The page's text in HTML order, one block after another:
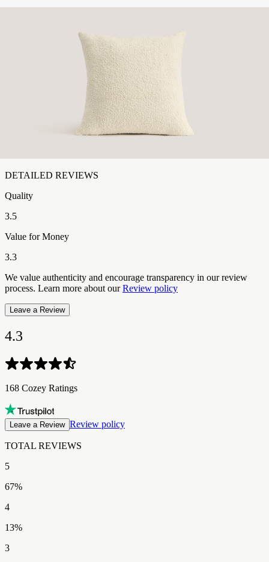
DETAILED REVIEWS
Quality
3.5
Value for Money
3.3
We value authenticity and encourage transparency in our review
process. Learn more about ourReview policy
Leave a Review
4.3
168 Cozey Ratings​​​​‌ ‍ ​‍​‍‌‍ ‌ ​‍‌‍‍‌‌‍‌ ‌‍‍‌‌‍ ‍​‍​‍​ ‍‍​‍​‍‌ ​ ‌‍​‌‌‍ ‍‌‍‍‌‌ ‌​‌ ‍‌​‍ ‍‌‍‍‌‌‍ ​‍​‍​‍ ​​‍​‍‌‍‍​‌ ​‍‌‍‌‌‌‍‌‍​‍​‍​ ‍‍​‍​‍‌‍‍​‌ ‌​‌ ‌​‌ ​​‌ ​ ​ ‍‍​‍ ​‍ ‌‍ ​‌‍ ‌‍​ ‌‍​‌‌‍ ​‌‍‍​‌‍ ‌ ​ ‌ ‌​​ ‍‍​ ​ ​ ​​​ ​​​ ​​​‍ ‌ ​ ‌ ‌​‌ ‌‌‌‍‌​‌‍‍‌‌‍ ​‍ ‌‍‍‌‌‍ ‍‌ ‌​‌‍‌‌‌‍ ‍‌ ‌​​‍ ‌‍‌‌‌‍‌​‌‍‍‌‌ ‌​​‍ ‌‍ ‌‌‍ ‌‍‌​‌‍‌‌​ ‌‌ ​​‌ ​‍‌‍‌‌‌ ​ ‌‍‌‌‌‍ ‍‌ ‌​‌‍​‌‌ ‌​‌‍‍‌‌‍ ‌‍ ‍​ ‍ ‌‍‍‌‌‍‌​​ ‌​ ‍​​ ‌‍‌‍​ ​ ​‍​ ​‍​ ‍‌‌‍‌‌​ ‍​​‍ ‌​ ​‍​ ‍​​ ‌ ​ ​‍​‍ ‌​ ‌​​ ​ ​ ‍​‌‍​ ​‍ ‌​ ‍‌​ ​ ‌‍‌‌‌‍​‌​‍ ‌‌‍‌​​ ​‍‌‍‌​‌‍‌‌​ ​‍​ ‌​​ ‌‌​ ​​​ ‌‌‌‍​‌​ ‌‍‌‍‌‌​ ‍ ‌ ‌​‌ ‍‌‌ ​​‌‍‌‌​ ‌‌ ​​‌‍‌​‌ ​​​ ‍ ‌ ​​‌‍​‌‌ ‌​‌‍‍​​ ‌‌ ‌‍‌‍​‌‌‍ ​‌ ‌‌‌‍‌‌‌​​‌‌‍‌​‌‍‌​‌‍‌‌‌‍‌​‌‌​ ‌‍‌‌‌‍​ ‌ ‌​‌‍‍‌‌‍ ‌‍ ‍‌ ​ ​‍‌‌​ ‌‌‌​​‍‌‌ ‌‍‍ ‌‍‌‌‌ ‍‌​‍‌‌​ ​ ‌​‌​​‍‌‌​ ​ ‌​‌​​‍‌‌​ ​‍​ ​‍​ ‍‌​ ‍​​ ‌‌‌‍​‍​ ‌‍‌‍‌‍​ ​ ​ ​‍‌‍​‌​ ​​​ ‍‌‌‍​‍​‍‌‌​ ​‍​ ​‍​‍‌‌​ ‌‌‌​‌​​‍ ‍‌ ​‍‌‍‌‌‌ ‌‍‌‍‍‌‌‍‌‌‌ ‌ ‌‌​ ‌ ‌‌‌‍ ‌‌‍ ‌‌‍​‌‌ ​‍‌ ‍‌‌‌‌​‌‍‌‌‌‍ ‌‌ ​​‌‍ ​‌‍​‌‌ ‌​‌‍‌‌​‍ ‍‌ ​ ‌ ‌‌‌‍ ‌‌‍ ‌‌‍​‌‌ ​‍‌ ‍‌‌​‌​‌‍​‌‌ ‌​‌‍​‌​‍ ‍‌ ‌​‌‍ ‌ ‌​‌‍​‌‌‍ ​‌‌​‍‌‍​‌‌ ‌​‌‍‍‌‌‍ ‍‌‍‌ ‌‌‌​‌‍‌‌‌ ‍​‌ ‌​​ ‌‍​‍‌‍​‌‌ ​ ‌‍‌‌‌‌‌‌‌ ​‍‌‍ ​​ ‌‌‍‍​‌ ‌​‌ ‌​‌ ​​‌ ​ ​‍‌‌​ ​ ‌​​‌​‍‌‌​ ​‍‌​‌‍​‍‌‌​ ​‍‌​‌‍‌‍ ​‌‍ ‌‍​ ‌‍​‌‌‍ ​‌‍‍​‌‍ ‌ ​ ‌ ‌​​‍‌‌​ ​ ‌​​‌​ ​ ​ ​​​ ​​​ ​​​‍‌‌​ ​‍‌​‌‍‌ ​ ‌ ‌​‌ ‌‌‌‍‌​‌‍‍‌‌‍ ​‍‌‍‌‍‍‌‌‍‌​​ ‌​ ‍​​ ‌‍‌‍​ ​ ​‍​ ​‍​ ‍‌‌‍‌‌​ ‍​​‍ ‌​ ​‍​ ‍​​ ‌ ​ ​‍​‍ ‌​ ‌​​ ​ ​ ‍​‌‍​ ​‍ ‌​ ‍‌​ ​ ‌‍‌‌‌‍​‌​‍ ‌‌‍‌​​ ​‍‌‍‌​‌‍‌‌​ ​‍​ ‌​​ ‌‌​ ​​​ ‌‌‌‍​‌​ ‌‍‌‍‌‌​‍‌‍‌ ‌​‌ ‍‌‌ ​​‌‍‌‌​ ‌‌ ​​‌‍‌​‌ ​​​‍‌‍‌ ​​‌‍​‌‌ ‌​‌‍‍​​ ‌‌ ‌‍‌‍​‌‌‍ ​‌ ‌‌‌‍‌‌‌​​‌‌‍‌​‌‍‌​‌‍‌‌‌‍‌​‌‌​ ‌‍‌‌‌‍​ ‌ ‌​‌‍‍‌‌‍ ‌‍ ‍‌ ​ ​‍‌‌​ ‌‌‌​​‍‌‌ ‌‍‍ ‌‍‌‌‌ ‍‌​‍‌‌​ ​ ‌​‌​​‍‌‌​ ​ ‌​‌​​‍‌‌​ ​‍​ ​‍​ ‍‌​ ‍​​ ‌‌‌‍​‍​ ‌‍‌‍‌‍​ ​ ​ ​‍‌‍​‌​ ​​​ ‍‌‌‍​‍​‍‌‌​ ​‍​ ​‍​‍‌‌​ ‌‌‌​‌​​‍ ‍‌ ​‍‌‍‌‌‌ ‌‍‌‍‍‌‌‍‌‌‌ ‌ ‌‌​ ‌ ‌‌‌‍ ‌‌‍ ‌‌‍​‌‌ ​‍‌ ‍‌‌‌‌​‌‍‌‌‌‍ ‌‌ ​​‌‍ ​‌‍​‌‌ ‌​‌‍‌‌​‍ ‍‌ ​ ‌ ‌‌‌‍ ‌‌‍ ‌‌‍​‌‌ ​‍‌ ‍‌‌​‌​‌‍​‌‌ ‌​‌‍​‌​‍ ‍‌ ‌​‌‍ ‌ ‌​‌‍​‌‌‍ ​‌‌​‍‌‍​‌‌ ‌​‌‍‍‌‌‍ ‍‌‍‌ ‌‌‌​‌‍‌‌‌ ‍​‌ ‌​​‍‌‍‌ ​​‌‍‌‌‌ ​‍‌ ​ ‌ ​​‌‍‌‌‌‍​ ‌ ‌​‌‍‍‌‌ ‌‍‌‍‌‌​ ‌‌ ​​‌ ‌‌‌‍​‍‌‍ ​‌‍‍‌‌ ​ ‌‍‍​‌‍‌‌‌‍‌​​‍​‍‌ ‌
Leave a Review Review policy
TOTAL REVIEWS​​​​‌ ‍ ​‍​‍‌‍ ‌ ​‍‌‍‍‌‌‍‌ ‌‍‍‌‌‍ ‍​‍​‍​ ‍‍​‍​‍‌ ​ ‌‍​‌‌‍ ‍‌‍‍‌‌ ‌​‌ ‍‌​‍ ‍‌‍‍‌‌‍ ​‍​‍​‍ ​​‍​‍‌‍‍​‌ ​‍‌‍‌‌‌‍‌‍​‍​‍​ ‍‍​‍​‍‌‍‍​‌ ‌​‌ ‌​‌ ​​‌ ​ ​ ‍‍​‍ ​‍ ‌‍ ​‌‍ ‌‍​ ‌‍​‌‌‍ ​‌‍‍​‌‍ ‌ ​ ‌ ‌​​ ‍‍​ ​ ​ ​​​ ​​​ ​​​‍ ‌ ​ ‌ ‌​‌ ‌‌‌‍‌​‌‍‍‌‌‍ ​‍ ‌‍‍‌‌‍ ‍‌ ‌​‌‍‌‌‌‍ ‍‌ ‌​​‍ ‌‍‌‌‌‍‌​‌‍‍‌‌ ‌​​‍ ‌‍ ‌‌‍ ‌‍‌​‌‍‌‌​ ‌‌ ​​‌ ​‍‌‍‌‌‌ ​ ‌‍‌‌‌‍ ‍‌ ‌​‌‍​‌‌ ‌​‌‍‍‌‌‍ ‌‍ ‍​ ‍ ‌‍‍‌‌‍‌​​ ‌​ ‍​​ ‌‍‌‍​ ​ ​‍​ ​‍​ ‍‌‌‍‌‌​ ‍​​‍ ‌​ ​‍​ ‍​​ ‌ ​ ​‍​‍ ‌​ ‌​​ ​ ​ ‍​‌‍​ ​‍ ‌​ ‍‌​ ​ ‌‍‌‌‌‍​‌​‍ ‌‌‍‌​​ ​‍‌‍‌​‌‍‌‌​ ​‍​ ‌​​ ‌‌​ ​​​ ‌‌‌‍​‌​ ‌‍‌‍‌‌​ ‍ ‌ ‌​‌ ‍‌‌ ​​‌‍‌‌​ ‌‌ ​​‌‍‌​‌ ​​​ ‍ ‌ ​​‌‍​‌‌ ‌​‌‍‍​​ ‌‌ ‌‍‌‍​‌‌‍ ​‌ ‌‌‌‍‌‌‌​​‌‌‍‌​‌‍‌​‌‍‌‌‌‍‌​‌‌​ ‌‍‌‌‌‍​ ‌ ‌​‌‍‍‌‌‍ ‌‍ ‍‌ ​ ​‍‌‌​ ‌‌‌​​‍‌‌ ‌‍‍ ‌‍‌‌‌ ‍‌​‍‌‌​ ​ ‌​‌​​‍‌‌​ ​ ‌​‌​​‍‌‌​ ​‍​ ​‍​ ‍‌​ ‍​​ ‌‌‌‍​‍​ ‌‍‌‍‌‍​ ​ ​ ​‍‌‍​‌​ ​​​ ‍‌‌‍​‍​‍‌‌​ ​‍​ ​‍​‍‌‌​ ‌‌‌​‌​​‍ ‍‌ ​‍‌‍‌‌‌ ‌‍‌‍‍‌‌‍‌‌‌ ‌ ‌‌​ ‌ ‌‌‌‍ ‌‌‍ ‌‌‍​‌‌ ​‍‌ ‍‌‌‌‌​‌‍‌‌‌‍ ‌‌ ​​‌‍ ​‌‍​‌‌ ‌​‌‍‌‌​‍ ‍‌‍​‍‌ ​‍‌‍‌‌‌‍​‌‌‍‍ ‌‍‌​‌‍ ‌ ‌ ‌‍ ‍‌​‌​‌‍​‌‌ ‌​‌‍​‌​‍ ‍‌ ‌​‌‍‍‌‌ ‌​‌‍ ​‌‍‌‌​ ‌‍​‍‌‍​‌‌ ​ ‌‍‌‌‌‌‌‌‌ ​‍‌‍ ​​ ‌‌‍‍​‌ ‌​‌ ‌​‌ ​​‌ ​ ​‍‌‌​ ​ ‌​​‌​‍‌‌​ ​‍‌​‌‍​‍‌‌​ ​‍‌​‌‍‌‍ ​‌‍ ‌‍​ ‌‍​‌‌‍ ​‌‍‍​‌‍ ‌ ​ ‌ ‌​​‍‌‌​ ​ ‌​​‌​ ​ ​ ​​​ ​​​ ​​​‍‌‌​ ​‍‌​‌‍‌ ​ ‌ ‌​‌ ‌‌‌‍‌​‌‍‍‌‌‍ ​‍‌‍‌‍‍‌‌‍‌​​ ‌​ ‍​​ ‌‍‌‍​ ​ ​‍​ ​‍​ ‍‌‌‍‌‌​ ‍​​‍ ‌​ ​‍​ ‍​​ ‌ ​ ​‍​‍ ‌​ ‌​​ ​ ​ ‍​‌‍​ ​‍ ‌​ ‍‌​ ​ ‌‍‌‌‌‍​‌​‍ ‌‌‍‌​​ ​‍‌‍‌​‌‍‌‌​ ​‍​ ‌​​ ‌‌​ ​​​ ‌‌‌‍​‌​ ‌‍‌‍‌‌​‍‌‍‌ ‌​‌ ‍‌‌ ​​‌‍‌‌​ ‌‌ ​​‌‍‌​‌ ​​​‍‌‍‌ ​​‌‍​‌‌ ‌​‌‍‍​​ ‌‌ ‌‍‌‍​‌‌‍ ​‌ ‌‌‌‍‌‌‌​​‌‌‍‌​‌‍‌​‌‍‌‌‌‍‌​‌‌​ ‌‍‌‌‌‍​ ‌ ‌​‌‍‍‌‌‍ ‌‍ ‍‌ ​ ​‍‌‌​ ‌‌‌​​‍‌‌ ‌‍‍ ‌‍‌‌‌ ‍‌​‍‌‌​ ​ ‌​‌​​‍‌‌​ ​ ‌​‌​​‍‌‌​ ​‍​ ​‍​ ‍‌​ ‍​​ ‌‌‌‍​‍​ ‌‍‌‍‌‍​ ​ ​ ​‍‌‍​‌​ ​​​ ‍‌‌‍​‍​‍‌‌​ ​‍​ ​‍​‍‌‌​ ‌‌‌​‌​​‍ ‍‌ ​‍‌‍‌‌‌ ‌‍‌‍‍‌‌‍‌‌‌ ‌ ‌‌​ ‌ ‌‌‌‍ ‌‌‍ ‌‌‍​‌‌ ​‍‌ ‍‌‌‌‌​‌‍‌‌‌‍ ‌‌ ​​‌‍ ​‌‍​‌‌ ‌​‌‍‌‌​‍ ‍‌‍​‍‌ ​‍‌‍‌‌‌‍​‌‌‍‍ ‌‍‌​‌‍ ‌ ‌ ‌‍ ‍‌​‌​‌‍​‌‌ ‌​‌‍​‌​‍ ‍‌ ‌​‌‍‍‌‌ ‌​‌‍ ​‌‍‌‌​‍‌‍‌ ​​‌‍‌‌‌ ​‍‌ ​ ‌ ​​‌‍‌‌‌‍​ ‌ ‌​‌‍‍‌‌ ‌‍‌‍‌‌​ ‌‌ ​​‌ ‌‌‌‍​‍‌‍ ​‌‍‍‌‌ ​ ‌‍‍​‌‍‌‌‌‍‌​​‍​‍‌ ‌
5
67%
4
13%
3